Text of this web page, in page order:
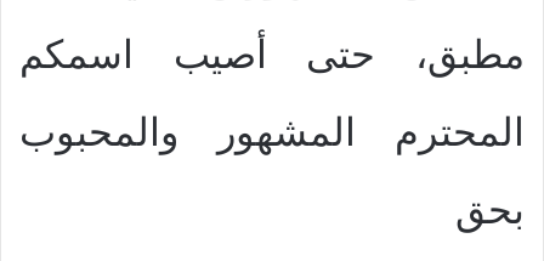
مطبق، حتى أصيب اسمكم
المحترم المشهور والمحبوب
بحق